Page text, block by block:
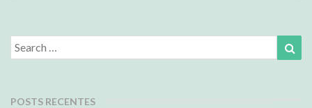
Search
for:
POSTS RECENTES